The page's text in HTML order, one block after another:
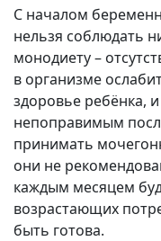
С началом
нельзя соблюдать
монодиету –
в организме
здоровье ребёнка,
непоправимым
принимать
они не
каждым месяцем
возрастающих
быть готова.